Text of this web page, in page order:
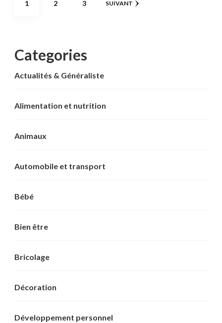
PAGE
1 PAGE
2 PAGE
3 SUIVANT
Categories
Actualités & Généraliste
Alimentation et nutrition
Animaux
Automobile et transport
Bébé
Bien être
Bricolage
Décoration
Développement personnel